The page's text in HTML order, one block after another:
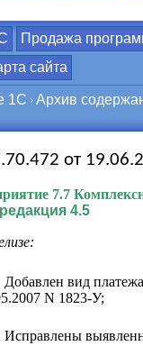
Продажа
сайта
1С
Архив
от
7.7
редакция 4.5
Добавлен вид
N 1823-У;
Исправлены